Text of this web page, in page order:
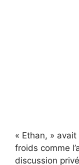
« Ethan, »
froids comme
discussion